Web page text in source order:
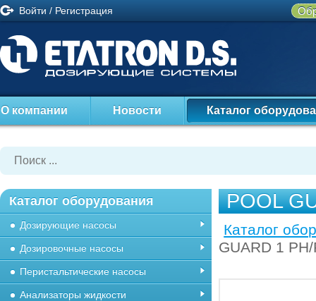
Войти / Регистрация
О компании Новости Каталог
POOL
Каталог
GUARD 1
Каталог оборудования
Дозирующие насосы
Дозировочные насосы
Перистальтические насосы
Анализаторы жидкости